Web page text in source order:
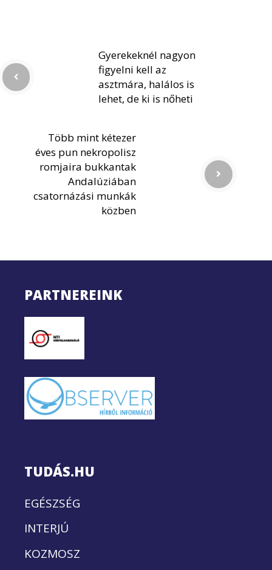
Gyerekeknél nagyon
figyelni kell az
asztmára, halálos is
lehet, de ki is nőheti
Több mint kétezer
éves pun nekropolisz
romjaira bukkantak
Andalúziában
csatornázási munkák
közben
PARTNEREINK
TUDÁS.HU
EGÉSZSÉG
INTERJÚ
KOZMOSZ